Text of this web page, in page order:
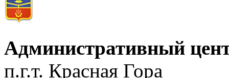
Административный
п.г.т. Красная Гора